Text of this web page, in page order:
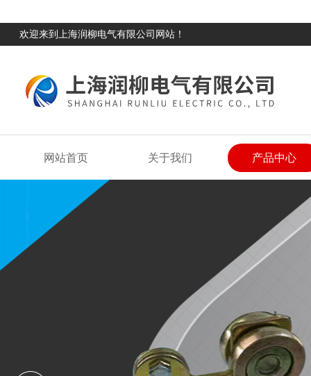
欢迎来到上海润柳电气有限公司网站！
网站首页 关于我们 产品中心